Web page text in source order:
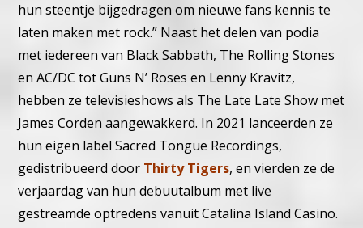
hun steentje bijgedragen om nieuwe fans kennis te
laten maken met rock.” Naast het delen van podia
met iedereen van Black Sabbath, The Rolling Stones
en AC/DC tot Guns N’ Roses en Lenny Kravitz,
hebben ze televisieshows als The Late Late Show met
James Corden aangewakkerd. In 2021 lanceerden ze
hun eigen label Sacred Tongue Recordings,
gedistribueerd door Thirty Tigers, en vierden ze de
verjaardag van hun debuutalbum met live
gestreamde optredens vanuit Catalina Island Casino.